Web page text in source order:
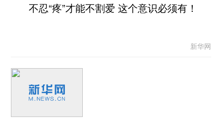
不忍“疼”才能不割爱 这个意识必须有！
新华网